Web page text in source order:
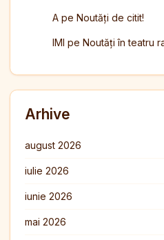
A pe Noutăți de citit!
IMI pe Noutăți în teatru
Arhive
august 2026
iulie 2026
iunie 2026
mai 2026